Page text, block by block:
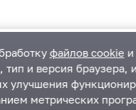
округ Московской
файлов cookie
и версия браузера,
улучшения
метрических